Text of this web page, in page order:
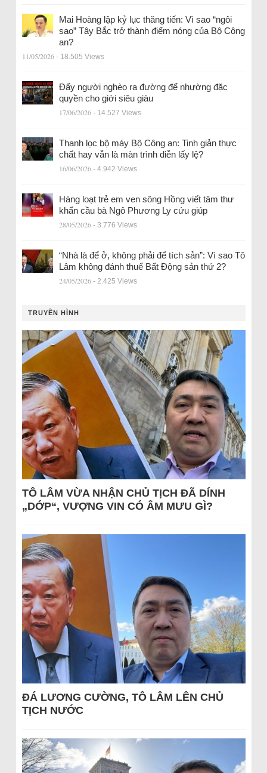
Mai Hoàng lập kỷ lục thăng tiến: Vì sao “ngôi
sao” Tây Bắc trở thành điểm nóng của Bộ Công
an?
11/05/2026 - 18.505 Views
Đẩy người nghèo ra đường để nhường đặc
quyền cho giới siêu giàu
17/06/2026 - 14.527 Views
Thanh lọc bộ máy Bộ Công an: Tinh giản thực
chất hay vẫn là màn trình diễn lấy lệ?
16/06/2026 - 4.942 Views
Hàng loạt trẻ em ven sông Hồng viết tâm thư
khẩn cầu bà Ngô Phương Ly cứu giúp
28/05/2026 - 3.776 Views
“Nhà là để ở, không phải để tích sản”: Vì sao Tô
Lâm không đánh thuế Bất Động sản thứ 2?
24/05/2026 - 2.425 Views
TRUYỀN HÌNH
TÔ LÂM VỪA NHẬN CHỦ TỊCH ĐÃ DÍNH
„DỚP“, VƯỢNG VIN CÓ ÂM MƯU GÌ?
ĐÁ LƯƠNG CƯỜNG, TÔ LÂM LÊN CHỦ
TỊCH NƯỚC